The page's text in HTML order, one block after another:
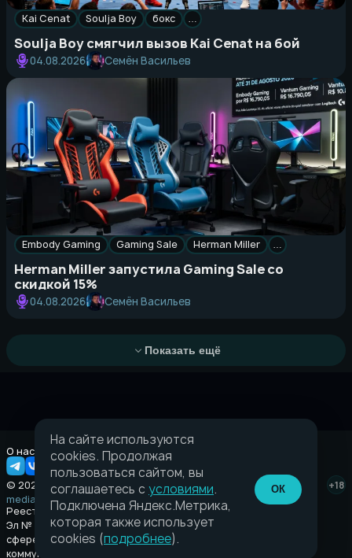
Kai Cenat Soulja Boy бокс …
Soulja Boy смягчил вызов Kai Cenat на бой
04.08.2026 Семён Васильев
Embody Gaming Gaming Sale Herman Miller …
Herman Miller запустила Gaming Sale со
скидкой 15%
04.08.2026 Семён Васильев
Показать ещё
О нас Правовая информация
© 2026 Taverna.gg
+18
media@taverna.gg
Реестровая запись:
Эл № ФС77-89710 выдано Федеральной службой по надзору в
сфере связи, информационных технологий и массовых
коммуникаций (Роскомнадзор) от 08 июля 2025.
На сайте используются
cookies. Продолжая
пользоваться сайтом, вы
соглашаетесь с условиями.
Подключена Яндекс.Метрика,
которая также использует
cookies (подробнее).
ОК